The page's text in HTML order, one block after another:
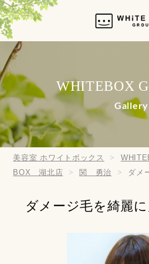
WHITEBOX
Gallery
美容室 ホワイトボックス
BOX 湖北店
関 勇治 ダメ
ダメージ毛を綺麗